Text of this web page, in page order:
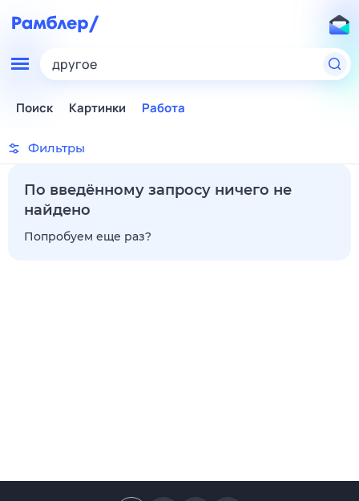
другое
Поиск Картинки Работа
Фильтры
По введённому запросу ничего не
найдено
Попробуем еще раз?